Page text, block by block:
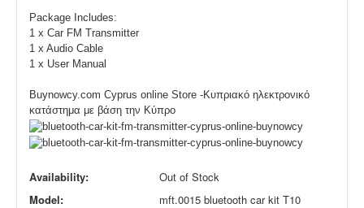
Package Includes:
1 x Car FM Transmitter
1 x Audio Cable
1 x User Manual
Buynowcy.com Cyprus online Store -Κυπριακό ηλεκτρονικό
κατάστημα με βάση την Κύπρο
Availability:
Out of Stock
Model:
mft.0015 bluetooth car kit T10